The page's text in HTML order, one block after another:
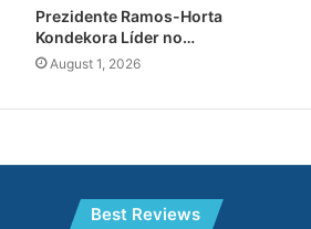
Prezidente Ramos-Horta
Kondekora Líder no…
August 1, 2026
Best Reviews